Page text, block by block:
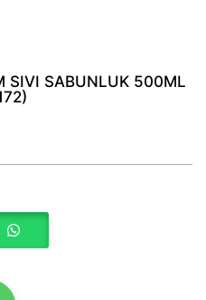
SIVI SABUNLUK 500ML